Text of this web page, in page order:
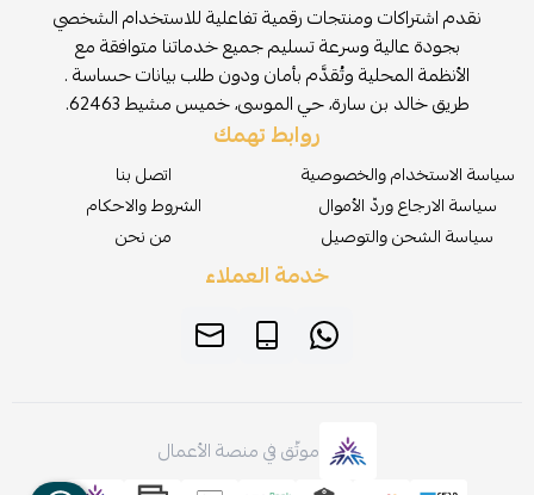
نقدم اشتراكات ومنتجات رقمية تفاعلية للاستخدام الشخصي
بجودة عالية وسرعة تسليم جميع خدماتنا متوافقة مع
الأنظمة المحلية وتُقدَّم بأمان ودون طلب بيانات حساسة .
طريق خالد بن سارة، حي الموسى، خميس مشيط 62463.
روابط تهمك
سياسة الاستخدام والخصوصية
سياسة الارجاع وردّ الأموال
سياسة الشحن والتوصيل
اتصل بنا
الشروط والاحكام
من نحن
خدمة العملاء
موثّق في منصة الأعمال